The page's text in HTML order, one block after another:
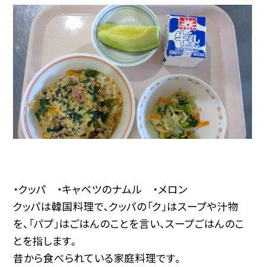
・クッパ ・キャベツのナムル ・メロン
クッパは韓国料理で、クッパの「ク」はスープや汁物
を、「パプ」はごはんのことを言い、スープごはんのこ
とを指します。
昔から食べられている家庭料理です。